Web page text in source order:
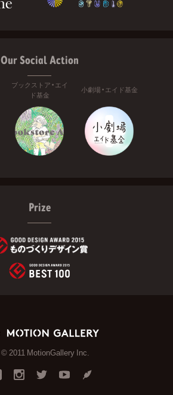
Our Social Action
ブックストア・エイ
ド基金
小劇場・エイド基金
Prize
© 2011 MotionGallery Inc.